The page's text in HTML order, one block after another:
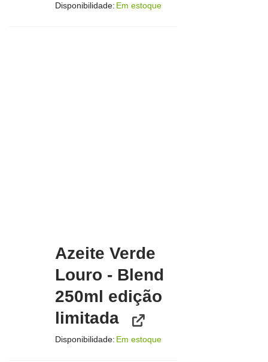
Disponibilidade: Em estoque
Azeite Verde
Louro - Blend
250ml edição
limitada
Disponibilidade: Em estoque